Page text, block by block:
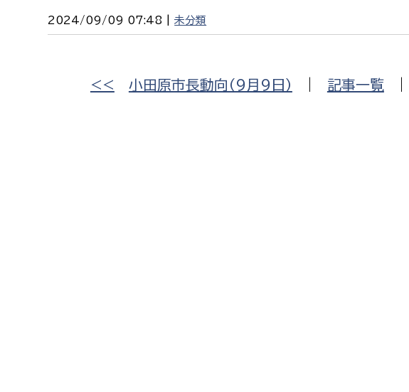
土木管理課
道水路整備課
2024/09/09 07:48 |未分類
<< 小田原市長動向（９月９日） 記事一覧